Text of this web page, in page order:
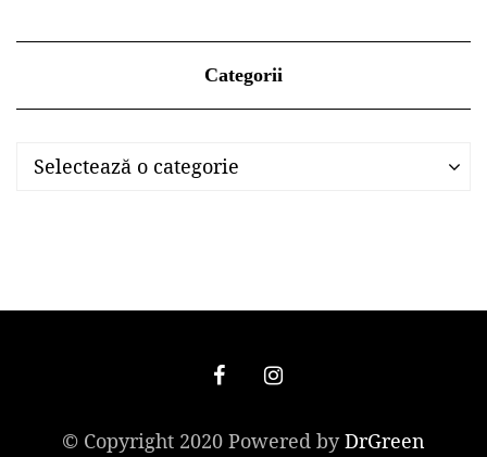
Categorii
Categorii
Selectează o categorie
Categorii
© Copyright 2020 Powered byDrGreen